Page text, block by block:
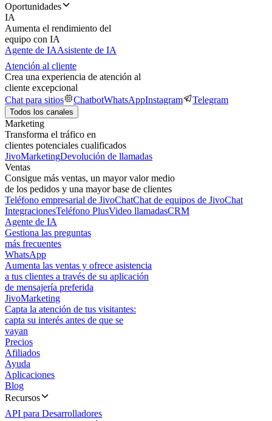
Oportunidades
IA
Aumenta el rendimiento del
equipo con IA
Agente de IAAsistente de IA
Atención al cliente
Crea una experiencia de atención al
cliente excepcional
Chat para sitios
ChatbotWhatsAppInstagram Telegram
Todos los canales
Marketing
Transforma el tráfico en
clientes potenciales cualificados
JivoMarketingDevolución de llamadas
Ventas
Consigue más ventas, un mayor valor medio
de los pedidos y una mayor base de clientes
Teléfono empresarial de JivoChatChat de equipos de JivoChat
IntegracionesTeléfono PlusVideo llamadasCRM
Agente de IA
Gestiona las preguntas
más frecuentes
WhatsApp
Aumenta las ventas y ofrece asistencia
a tus clientes a través de su aplicación
de mensajería preferida
JivoMarketing
Capta la atención de tus visitantes:
capta su interés antes de que se
vayan
Precios
Afiliados
Ayuda
Aplicaciones
Blog
Recursos
API para Desarrolladores